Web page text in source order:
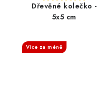
Dřevěné kolečko -
5x5 cm
Více za méně